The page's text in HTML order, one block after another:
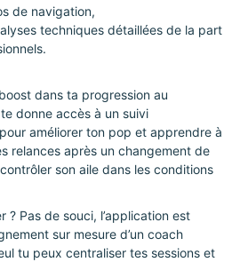
de navigation,
techniques détaillées de la part
dans ta progression au
donne accès à un suivi
améliorer ton pop et apprendre à
relances après un changement de
son aile dans les conditions
? Pas de souci, l’application est
sur mesure d’un coach
tu peux centraliser tes sessions et